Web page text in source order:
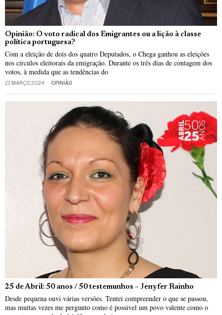
Opinião: O voto radical dos Emigrantes ou a lição à classe
política portuguesa?
Com a eleição de dois dos quatro Deputados, o Chega ganhou as eleições
nos círculos eleitorais da emigração. Durante os três dias de contagem dos
votos, à medida que as tendências do
21 MARÇO, 2024 OPINIÃO
25 de Abril: 50 anos / 50 testemunhos – Jenyfer Rainho
Desde pequena ouvi várias versões. Tentei compreender o que se passou,
mas muitas vezes me pergunto como é possível um povo valente como o